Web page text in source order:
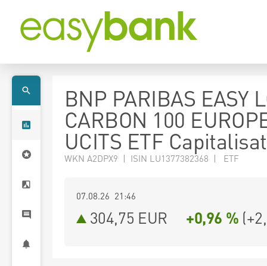
BNP PARIBAS EASY
CARBON 100
UCITS ETF
WKN A2DPX9 | ISIN LU1377382368 | ETF
07.08.26 21:46
304,75 EUR +0,96 % (